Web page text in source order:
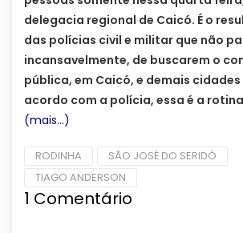
delegacia regional de Caicó. É o
das polícias civil e militar que não
incansavelmente, de buscarem o
pública, em Caicó, e demais cidades
acordo com a polícia, essa é a
(mais…)
RODINHA
SÃO JOSÉ DO SERIDÓ
TIAGO ANDERSON
1 Comentário